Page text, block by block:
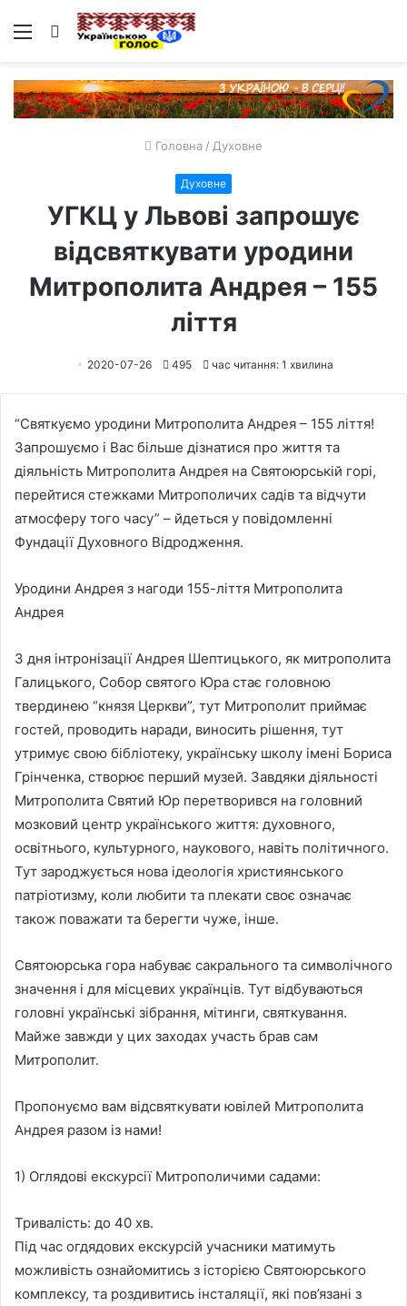
Меню Пошук
Головна / Духовне
Духовне
УГКЦ у Львові запрошує
відсвяткувати уродини
Митрополита Андрея – 155
ліття
2020-07-26 495 час читання: 1 хвилина
“Святкуємо уродини Митрополита Андрея – 155 ліття!
Запрошуємо і Вас більше дізнатися про життя та
діяльність Митрополита Андрея на Святоюрській горі,
перейтися стежками Митрополичих садів та відчути
атмосферу того часу” – йдеться у повідомленні
Фундації Духовного Відродження.
Уродини Андрея з нагоди 155-ліття Митрополита
Андрея
З дня інтронізації Андрея Шептицького, як митрополита
Галицького, Собор святого Юра стає головною
твердинею “князя Церкви”, тут Митрополит приймає
гостей, проводить наради, виносить рішення, тут
утримує свою бібліотеку, українську школу імені Бориса
Грінченка, створює перший музей. Завдяки діяльності
Митрополита Святий Юр перетворився на головний
мозковий центр українського життя: духовного,
освітнього, культурного, наукового, навіть політичного.
Тут зароджується нова ідеологія християнського
патріотизму, коли любити та плекати своє означає
також поважати та берегти чуже, інше.
Святоюрська гора набуває сакрального та символічного
значення і для місцевих українців. Тут відбуваються
головні українські зібрання, мітинги, святкування.
Майже завжди у цих заходах участь брав сам
Митрополит.
Пропонуємо вам відсвяткувати ювілей Митрополита
Андрея разом із нами!
1) Оглядові екскурсії Митрополичими садами:
Тривалість: до 40 хв.
Під час огдядових екскурсій учасники матимуть
можливість ознайомитись з історією Святоюрського
комплексу, та роздивитись інсталяції, які пов’язані з